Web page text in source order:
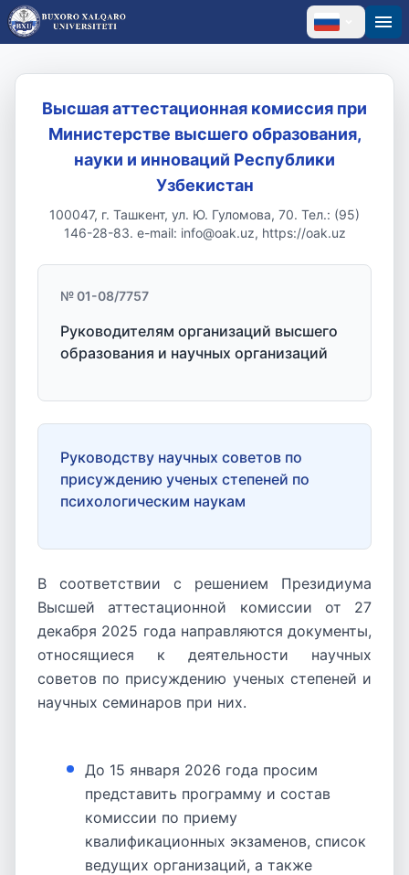
Высшая аттестационная комиссия при
Министерстве высшего образования,
науки и инноваций Республики
Узбекистан
100047, г. Ташкент, ул. Ю. Гуломова, 70. Тел.: (95)
146-28-83. e-mail: info@oak.uz, https://oak.uz
№ 01-08/7757
Руководителям организаций высшего
образования и научных организаций
Руководству научных советов по
присуждению ученых степеней по
психологическим наукам
В соответствии с решением Президиума
Высшей аттестационной комиссии от 27
декабря 2025 года направляются документы,
относящиеся к деятельности научных
советов по присуждению ученых степеней и
научных семинаров при них.
До 15 января 2026 года просим
представить программу и состав
комиссии по приему
квалификационных экзаменов, список
ведущих организаций, а также